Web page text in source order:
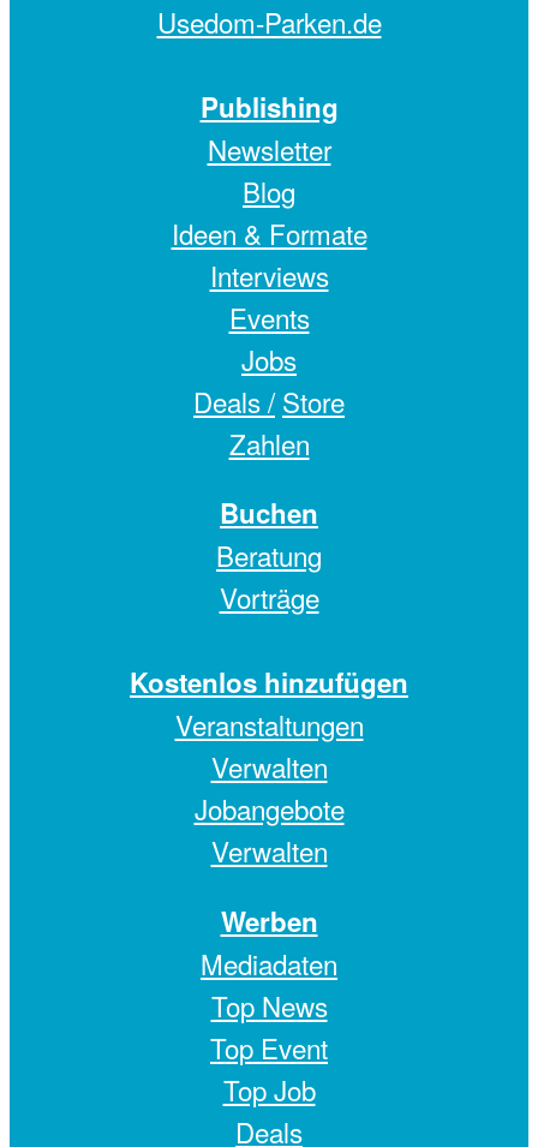
Usedom-Parken.de
Publishing
Newsletter
Blog
Ideen & Formate
Interviews
Events
Jobs
Deals / Store
Zahlen
Buchen
Beratung
Vorträge
Kostenlos hinzufügen
Veranstaltungen
Verwalten
Jobangebote
Verwalten
Werben
Mediadaten
Top News
Top Event
Top Job
Deals